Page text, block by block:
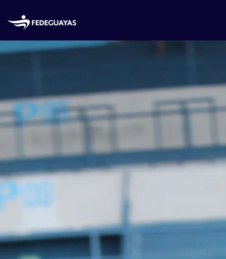
Skip to main content